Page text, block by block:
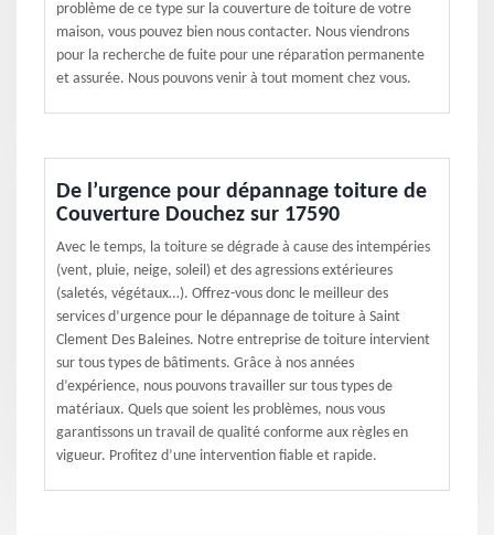
problème de ce type sur la couverture de toiture de votre
maison, vous pouvez bien nous contacter. Nous viendrons
pour la recherche de fuite pour une réparation permanente
et assurée. Nous pouvons venir à tout moment chez vous.
De l’urgence pour dépannage toiture de
Couverture Douchez sur 17590
Avec le temps, la toiture se dégrade à cause des intempéries
(vent, pluie, neige, soleil) et des agressions extérieures
(saletés, végétaux…). Offrez-vous donc le meilleur des
services d’urgence pour le dépannage de toiture à Saint
Clement Des Baleines. Notre entreprise de toiture intervient
sur tous types de bâtiments. Grâce à nos années
d’expérience, nous pouvons travailler sur tous types de
matériaux. Quels que soient les problèmes, nous vous
garantissons un travail de qualité conforme aux règles en
vigueur. Profitez d’une intervention fiable et rapide.